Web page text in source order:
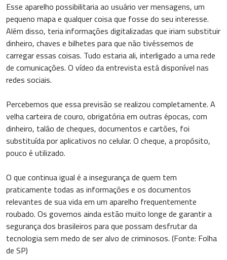
Esse aparelho possibilitaria ao usuário ver mensagens, um
pequeno mapa e qualquer coisa que fosse do seu interesse.
Além disso, teria informações digitalizadas que iriam substituir
dinheiro, chaves e bilhetes para que não tivéssemos de
carregar essas coisas. Tudo estaria ali, interligado a uma rede
de comunicações. O vídeo da entrevista está disponível nas
redes sociais.
Percebemos que essa previsão se realizou completamente. A
velha carteira de couro, obrigatória em outras épocas, com
dinheiro, talão de cheques, documentos e cartões, foi
substituída por aplicativos no celular. O cheque, a propósito,
pouco é utilizado.
O que continua igual é a insegurança de quem tem
praticamente todas as informações e os documentos
relevantes de sua vida em um aparelho frequentemente
roubado. Os governos ainda estão muito longe de garantir a
segurança dos brasileiros para que possam desfrutar da
tecnologia sem medo de ser alvo de criminosos. (Fonte: Folha
de SP)